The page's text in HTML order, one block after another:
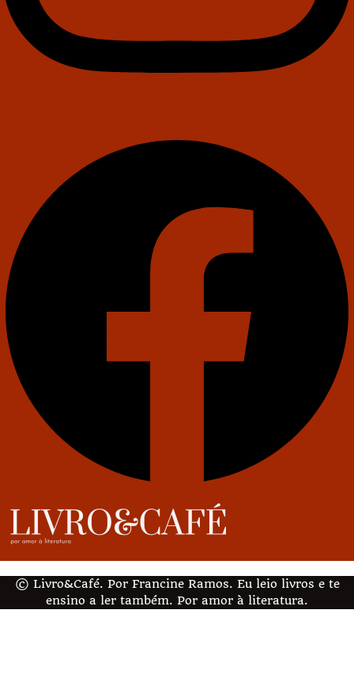
© Livro&Café. Por Francine Ramos. Eu leio livros e te
ensino a ler também. Por amor à literatura.